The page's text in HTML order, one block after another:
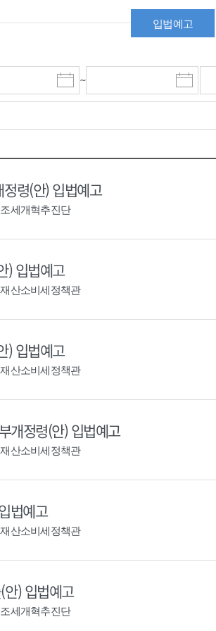
입법예고
시
작
~
종
료
령(안) 입법예고
조세개혁추진단
) 입법예고
재산소비세정책관
) 입법예고
재산소비세정책관
개정령(안) 입법예고
재산소비세정책관
법예고
재산소비세정책관
안) 입법예고
조세개혁추진단